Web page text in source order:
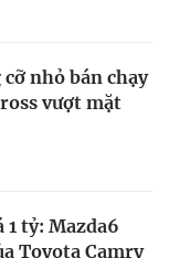
nhỏ bán chạy
vượt mặt
1 tỷ: Mazda6
Toyota Camry